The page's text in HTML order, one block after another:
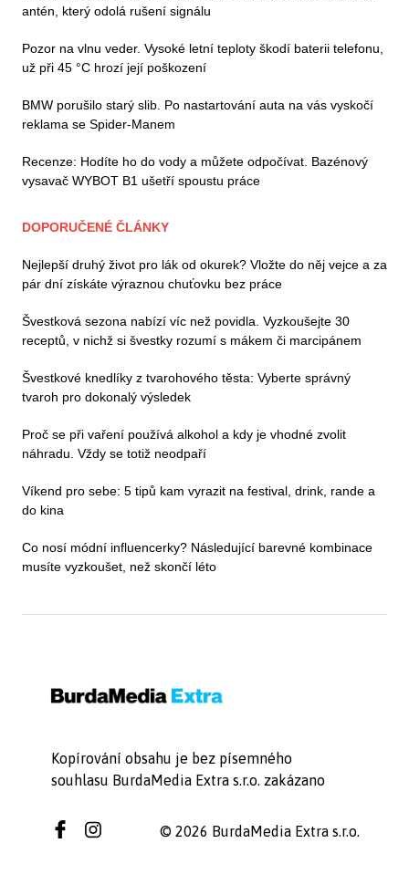
antén, který odolá rušení signálu
Pozor na vlnu veder. Vysoké letní teploty škodí baterii telefonu,
už při 45 °C hrozí její poškození
BMW porušilo starý slib. Po nastartování auta na vás vyskočí
reklama se Spider-Manem
Recenze: Hodíte ho do vody a můžete odpočívat. Bazénový
vysavač WYBOT B1 ušetří spoustu práce
DOPORUČENÉ ČLÁNKY
Nejlepší druhý život pro lák od okurek? Vložte do něj vejce a za
pár dní získáte výraznou chuťovku bez práce
Švestková sezona nabízí víc než povidla. Vyzkoušejte 30
receptů, v nichž si švestky rozumí s mákem či marcipánem
Švestkové knedlíky z tvarohového těsta: Vyberte správný
tvaroh pro dokonalý výsledek
Proč se při vaření používá alkohol a kdy je vhodné zvolit
náhradu. Vždy se totiž neodpaří
Víkend pro sebe: 5 tipů kam vyrazit na festival, drink, rande a
do kina
Co nosí módní influencerky? Následující barevné kombinace
musíte vyzkoušet, než skončí léto
Kopírování obsahu je bez písemného
souhlasu BurdaMedia Extra s.r.o. zakázano
© 2026 BurdaMedia Extra s.r.o.